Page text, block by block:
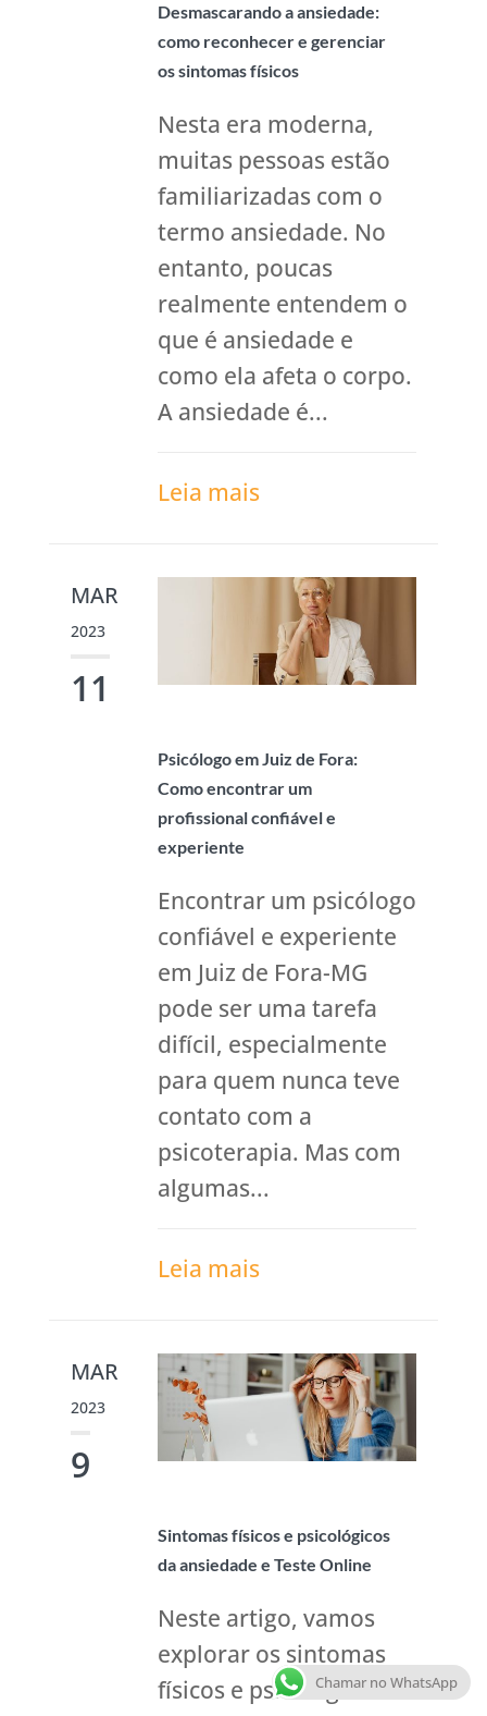
Desmascarando a ansiedade:
como reconhecer e gerenciar
os sintomas físicos
Nesta era moderna,
muitas pessoas estão
familiarizadas com o
termo ansiedade. No
entanto, poucas
realmente entendem o
que é ansiedade e
como ela afeta o corpo.
A ansiedade é...
Leia mais
MAR
2023
11
Psicólogo em Juiz de Fora:
Como encontrar um
profissional confiável e
experiente
Encontrar um psicólogo
confiável e experiente
em Juiz de Fora-MG
pode ser uma tarefa
difícil, especialmente
para quem nunca teve
contato com a
psicoterapia. Mas com
algumas...
Leia mais
MAR
2023
9
Sintomas físicos e psicológicos
da ansiedade e Teste Online
Neste artigo, vamos
explorar os sintomas
físicos e psicológicos da
Chamar no WhatsApp